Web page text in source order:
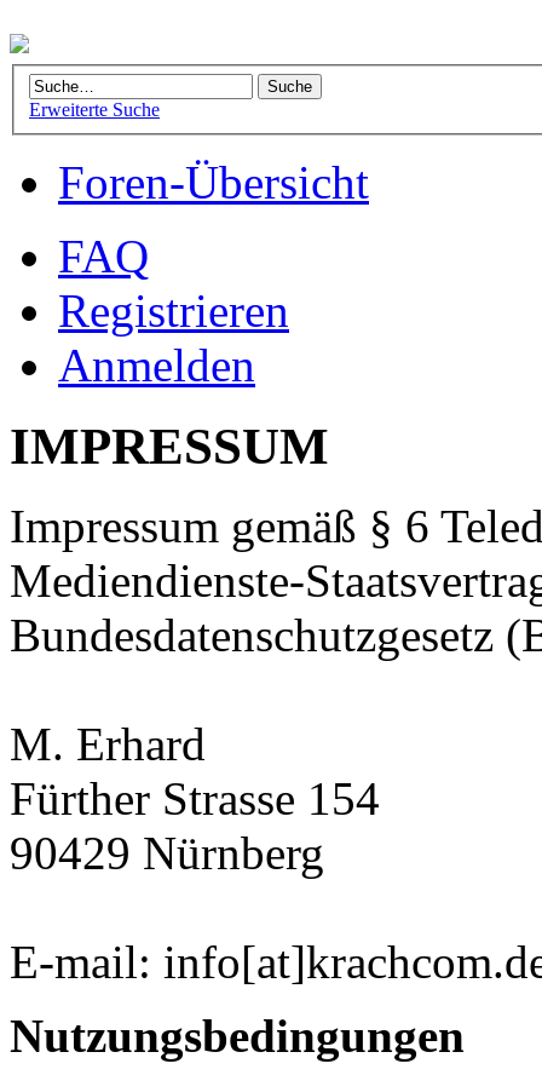
Erweiterte Suche
Foren-Übersicht
FAQ
Registrieren
Anmelden
IMPRESSUM
Impressum gemäß § 6
Mediendienste-
Bundesdatenschutzgesetz
M. Erhard
Fürther Strasse 154
90429 Nürnberg
E-mail:
Nutzungsbedingungen